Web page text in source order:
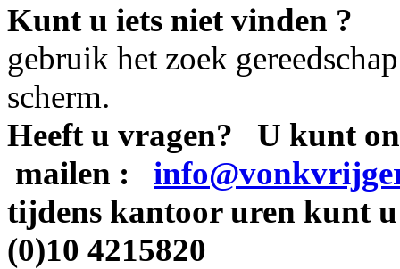
Kunt u iets niet vinden ?
gebruik het zoek
scherm.
Heeft u vragen? U kunt
mailen :
tijdens kantoor uren kunt
(0)10 4215820